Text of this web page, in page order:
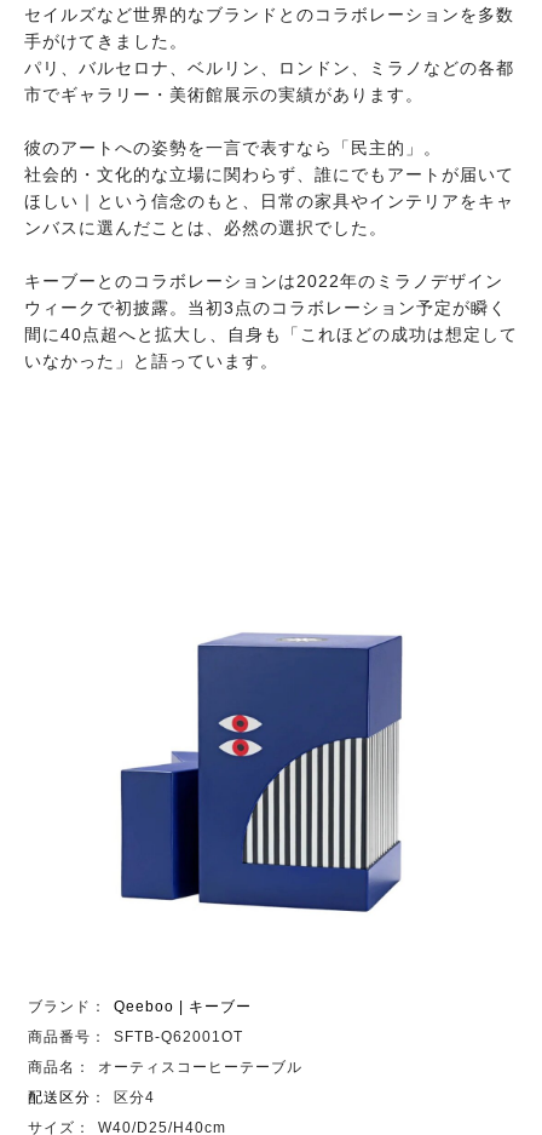
セイルズなど世界的なブランドとのコラボレーションを多数
手がけてきました。
パリ、バルセロナ、ベルリン、ロンドン、ミラノなどの各都
市でギャラリー・美術館展示の実績があります。
彼のアートへの姿勢を一言で表すなら「民主的」。
社会的・文化的な立場に関わらず、誰にでもアートが届いて
ほしい｜という信念のもと、日常の家具やインテリアをキャ
ンバスに選んだことは、必然の選択でした。
キーブーとのコラボレーションは2022年のミラノデザイン
ウィークで初披露。当初3点のコラボレーション予定が瞬く
間に40点超へと拡大し、自身も「これほどの成功は想定して
いなかった」と語っています。
ブランド：
Qeeboo | キーブー
商品番号：
SFTB-Q62001OT
商品名：
オーティスコーヒーテーブル
配送区分 ：
区分4
サイズ：
W40/D25/H40cm